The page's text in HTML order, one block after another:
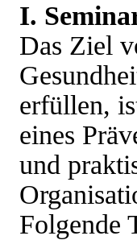
I.
Das Ziel
erfüllen,
eines
und
Folgende